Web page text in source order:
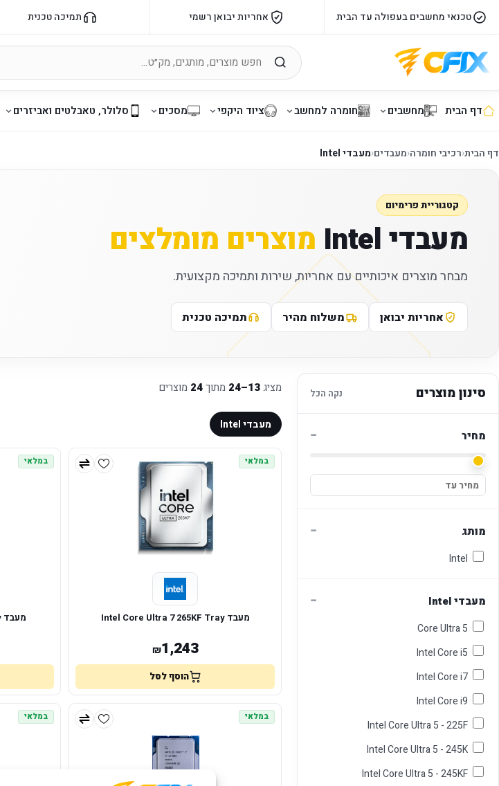
טכנאי מחשבים בעפולה עד הבית אחריות יבואן רשמי תמיכה טכנית
דף הבית מחשבים חומרה למחשב ציוד היקפי מסכים סלולר, טאבלטים ואביזרים
דף הבית‹רכיבי חומרה‹מעבדים‹מעבדי Intel
קטגוריית פרימיום
מעבדי Intel מוצרים מומלצים
מבחר מוצרים איכותיים עם אחריות, שירות ותמיכה מקצועית.
אחריות יבואן משלוח מהיר תמיכה טכנית
סינון מוצרים נקה הכל
מחיר −
מותג −
מעבדי Intel −
מציג13–24 מתוך24 מוצרים
מעבדי Intel
במלאי
מעבד Intel Core Ultra 7 265KF Tray
₪1,243
הוסף לסל
במלאי
מעבד Intel Core Ultra 7 265K Tray
במלאי במלאי